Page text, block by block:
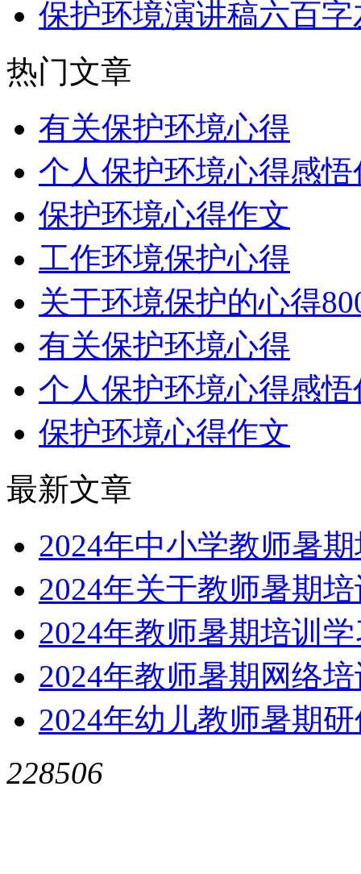
保护环境演讲稿六百字
热门文章
有关保护环境心得
个人保护环境心得感悟
保护环境心得作文
工作环境保护心得
关于环境保护的心得
有关保护环境心得
个人保护环境心得感悟
保护环境心得作文
最新文章
2024年中小学教师暑
2024年关于教师暑期
2024年教师暑期培训
2024年教师暑期网络
2024年幼儿教师暑期
228506